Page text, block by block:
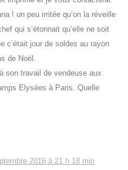
! un peu irritée qu’on la réveille
qui s’étonnait qu’elle ne soit
c’était jour de soldes au rayon
de Noël.
son travail de vendeuse aux
Elysées à Paris. Quelle
2016 à 21 h 18 min